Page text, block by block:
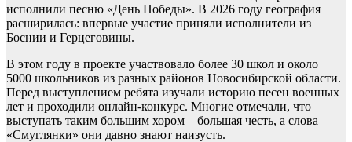
исполнили песню «День Победы». В 2026 году география
расширилась: впервые участие приняли исполнители из
Боснии и Герцеговины.
В этом году в проекте участвовало более 30 школ и около
5000 школьников из разных районов Новосибирской области.
Перед выступлением ребята изучали историю песен военных
лет и проходили онлайн‑конкурс. Многие отмечали, что
выступать таким большим хором – большая честь, а слова
«Смуглянки» они давно знают наизусть.